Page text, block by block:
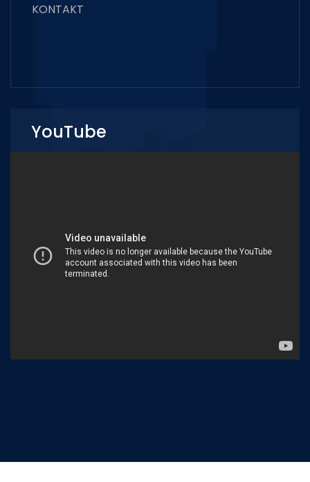
KONTAKT
YouTube